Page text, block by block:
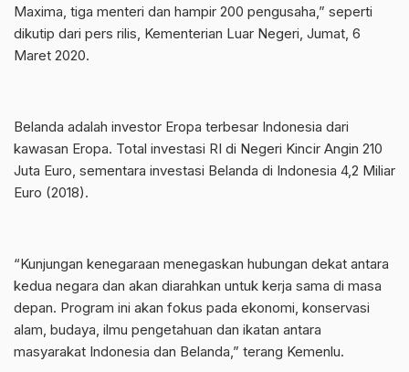
Maxima, tiga menteri dan hampir 200 pengusaha,” seperti
dikutip dari pers rilis, Kementerian Luar Negeri, Jumat, 6
Maret 2020.
Belanda adalah investor Eropa terbesar Indonesia dari
kawasan Eropa. Total investasi RI di Negeri Kincir Angin 210
Juta Euro, sementara investasi Belanda di Indonesia 4,2 Miliar
Euro (2018).
“Kunjungan kenegaraan menegaskan hubungan dekat antara
kedua negara dan akan diarahkan untuk kerja sama di masa
depan. Program ini akan fokus pada ekonomi, konservasi
alam, budaya, ilmu pengetahuan dan ikatan antara
masyarakat Indonesia dan Belanda,” terang Kemenlu.